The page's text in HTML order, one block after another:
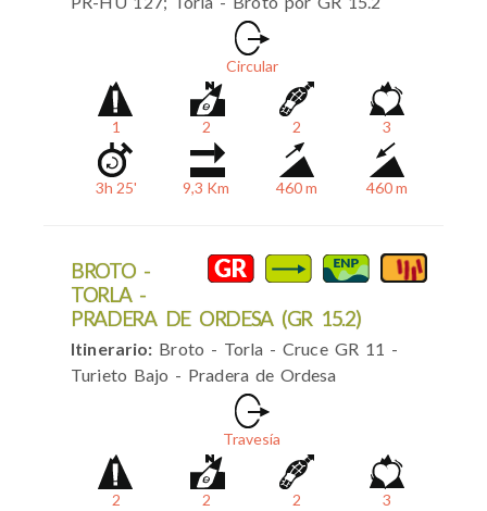
Circular
1 2 2 3
3h 25' 9,3 Km 460 m 460 m
BROTO -
TORLA -
PRADERA DE ORDESA (GR 15.2)
Itinerario: Broto - Torla - Cruce GR 11 -
Turieto Bajo - Pradera de Ordesa
Travesía
2 2 2 3